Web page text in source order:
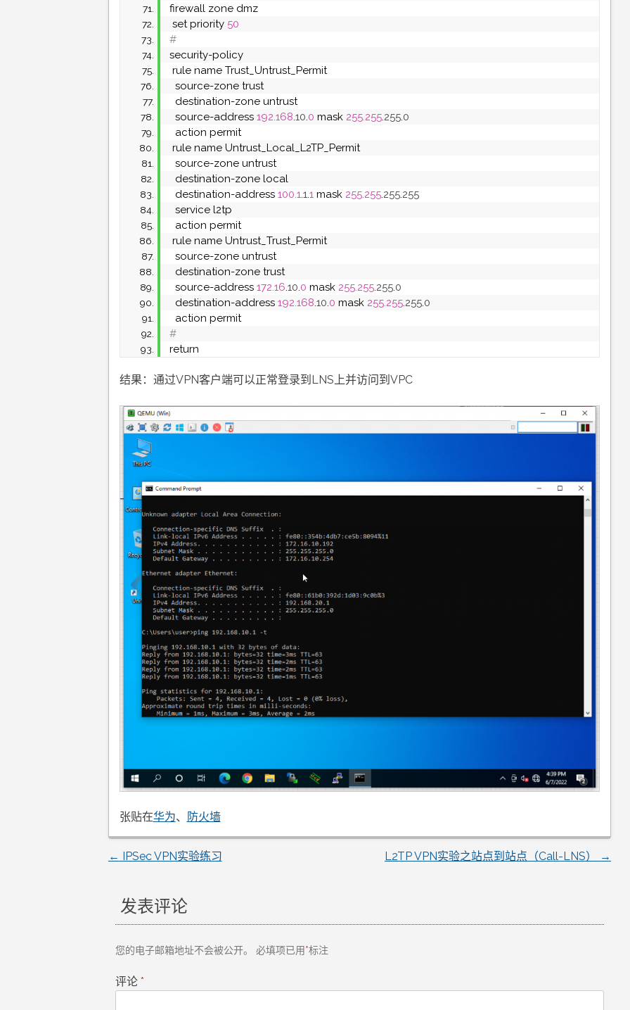
firewall zone dmz
set priority 50
#
security-policy
rule name Trust_Untrust_Permit
  source-zone trust
  destination-zone untrust
  source-address
192.168.10.0 mask 255.255.255.0
  action permit
rule name Untrust_Local_L2TP_Permit
  source-zone untrust
  destination-zone local
  destination-address
100.1.1.1 mask 255.255.255.255
  service l2tp
  action permit
rule name Untrust_Trust_Permit
  source-zone untrust
  destination-zone trust
  source-address
172.16.10.0 mask 255.255.255.0
  destination-address
192.168.10.0 mask 255.255.255.0
  action permit
#
return
结果：通过VPN客户端可以正常登录到LNS上并访问到VPC
张贴在华为、 防火墙
文
章
导
← IPSec VPN实验练习 L2TP VPN实验之站点到站点（Call-LNS） →
发表评论
您的电子邮箱地址不会被公开。 必填项已用*标注
评论 *